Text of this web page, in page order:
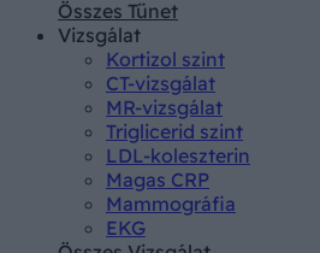
Összes Tünet
Vizsgálat
Kortizol szint
CT-vizsgálat
MR-vizsgálat
Triglicerid szint
LDL-koleszterin
Magas CRP
Mammográfia
EKG